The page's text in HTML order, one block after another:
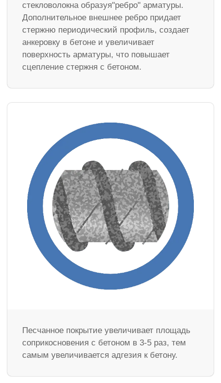
стекловолокна образуя"ребро" арматуры.
Дополнительное внешнее ребро придает
стержню периодический профиль, создает
анкеровку в бетоне и увеличивает
поверхность арматуры, что повышает
сцепление стержня с бетоном.
Песчанное покрытие увеличивает площадь
соприкосновения с бетоном в 3-5 раз, тем
самым увеличивается адгезия к бетону.